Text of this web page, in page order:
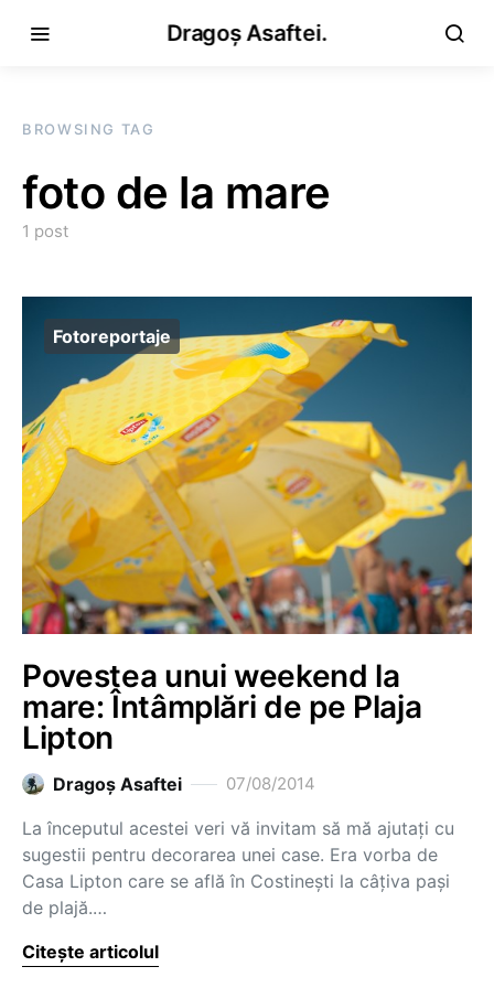
Dragoș Asaftei.
BROWSING TAG
foto de la mare
1 post
Fotoreportaje
Povestea unui weekend la
mare: Întâmplări de pe Plaja
Lipton
Dragoş Asaftei 07/08/2014
La începutul acestei veri vă invitam să mă ajutați cu
sugestii pentru decorarea unei case. Era vorba de
Casa Lipton care se află în Costinești la câțiva pași
de plajă.…
Citește articolul